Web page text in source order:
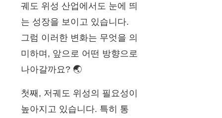
궤도 위성 산업에서도 눈에 띄
는 성장을 보이고 있습니다.
그럼 이러한 변화는 무엇을 의
미하며, 앞으로 어떤 방향으로
나아갈까요? 🌏
첫째, 저궤도 위성의 필요성이
높아지고 있습니다. 특히 통